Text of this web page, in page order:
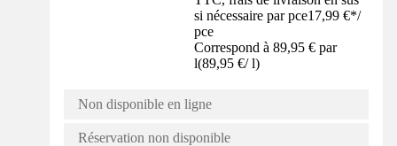
si nécessaire par pce17,99 €*/
pce
Correspond à 89,95 € par
l(89,95 €/ l)
Non disponible en ligne
Réservation non disponible